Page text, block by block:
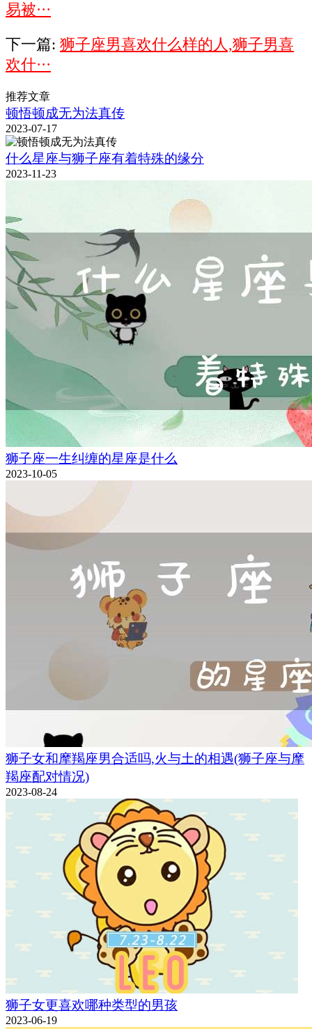
易被···
下一篇: 狮子座男喜欢什么样的人,狮子男喜
欢什···
推荐文章
顿悟顿成无为法真传
2023-07-17
什么星座与狮子座有着特殊的缘分
2023-11-23
狮子座一生纠缠的星座是什么
2023-10-05
狮子女和摩羯座男合适吗,火与土的相遇(狮子座与摩
羯座配对情况)
2023-08-24
狮子女更喜欢哪种类型的男孩
2023-06-19